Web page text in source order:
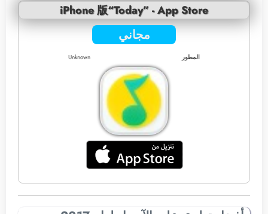
iPhone 版“Today” - App Store
مجاني
المطور Unknown